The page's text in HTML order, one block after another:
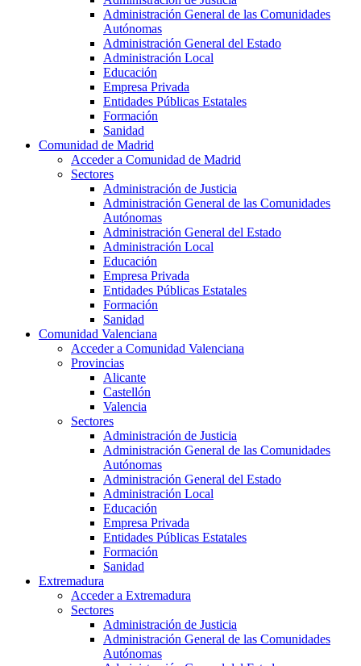
Administración General de las Comunidades
Autónomas
Administración General del Estado
Administración Local
Educación
Empresa Privada
Entidades Públicas Estatales
Formación
Sanidad
Comunidad de Madrid
Acceder a Comunidad de Madrid
Sectores
Administración de Justicia
Administración General de las Comunidades
Autónomas
Administración General del Estado
Administración Local
Educación
Empresa Privada
Entidades Públicas Estatales
Formación
Sanidad
Comunidad Valenciana
Acceder a Comunidad Valenciana
Provincias
Alicante
Castellón
Valencia
Sectores
Administración de Justicia
Administración General de las Comunidades
Autónomas
Administración General del Estado
Administración Local
Educación
Empresa Privada
Entidades Públicas Estatales
Formación
Sanidad
Extremadura
Acceder a Extremadura
Sectores
Administración de Justicia
Administración General de las Comunidades
Autónomas